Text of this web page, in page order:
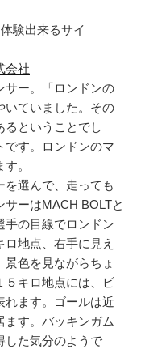
験出来るサイ
会社
ー。「ロンドンの
いていました。その
るということでし
です。ロンドンのマ
。
選んで、走っても
ーはMACH BOLTと
手の目線でロンドン
地点、右手に見え
色を見ながらちょ
５キロ地点には、ビ
れます。ゴールは近
ます。バッキンガム
した気分のようで